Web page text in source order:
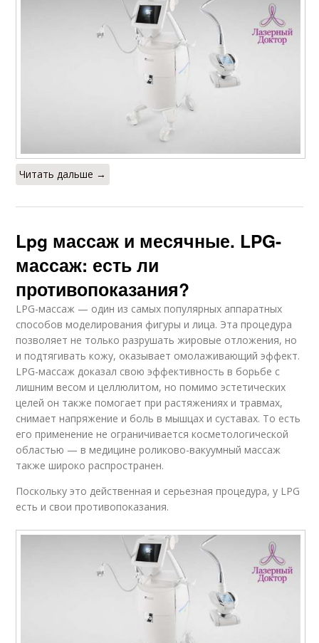
Читать дальше →
Lpg массаж и месячные. LPG-
массаж: есть ли
противопоказания?
LPG-массаж — один из самых популярных аппаратных
способов моделирования фигуры и лица. Эта процедура
позволяет не только разрушать жировые отложения, но
и подтягивать кожу, оказывает омолаживающий эффект.
LPG-массаж доказал свою эффективность в борьбе с
лишним весом и целлюлитом, но помимо эстетических
целей он также помогает при растяжениях и травмах,
снимает напряжение и боль в мышцах и суставах. То есть
его применение не ограничивается косметологической
областью — в медицине роликово-вакуумный массаж
также широко распространен.
Поскольку это действенная и серьезная процедура, у LPG
есть и свои противопоказания.